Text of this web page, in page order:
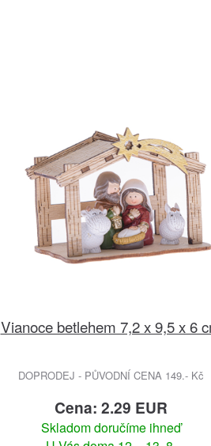
Vianoce betlehem 7,2 x 9,5 x 6
DOPRODEJ - PŮVODNÍ CENA 149.- Kč
Cena: 2.29 EUR
Skladom doručíme ihneď